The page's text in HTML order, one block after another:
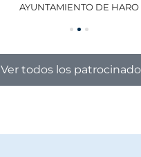
AYUNTAMIENTO DE HARO
Ver todos los